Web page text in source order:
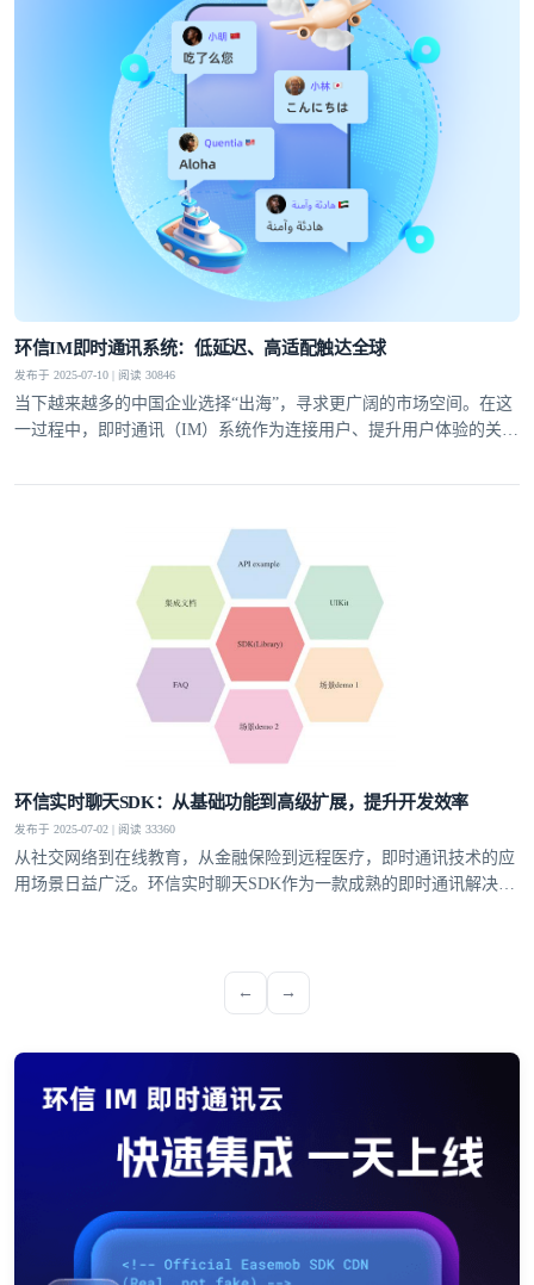
环信IM即时通讯系统：低延迟、高适配触达全球
发布于 2025-07-10 | 阅读 30846
当下越来越多的中国企业选择“出海”，寻求更广阔的市场空间。在这
一过程中，即时通讯（IM）系统作为连接用户、提升用户体验的关键
领域，通过全球化布局与多平台支持能力，成为众多出海企业的热门
环信实时聊天SDK：从基础功能到高级扩展，提升开发效率
发布于 2025-07-02 | 阅读 33360
从社交网络到在线教育，从金融保险到远程医疗，即时通讯技术的应
用场景日益广泛。环信实时聊天SDK作为一款成熟的即时通讯解决方
←
→
我已阅读并同意通讯云服务条款和通讯云隐私政策
提交
不了，谢谢
登录即时通讯云
登录客服云